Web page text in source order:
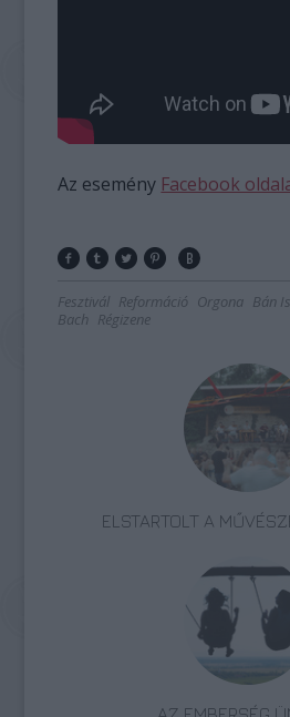
Az esemény Facebook
Fesztivál Reformáció Orgona Bán
Bach Régizene
ELSTARTOLT A